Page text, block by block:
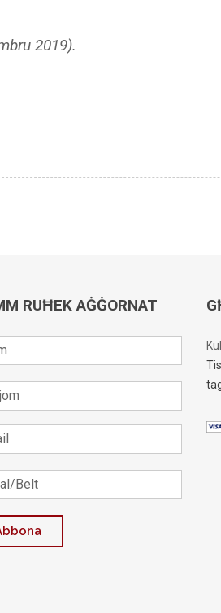
2019).
RUĦEK AĠĠORNAT